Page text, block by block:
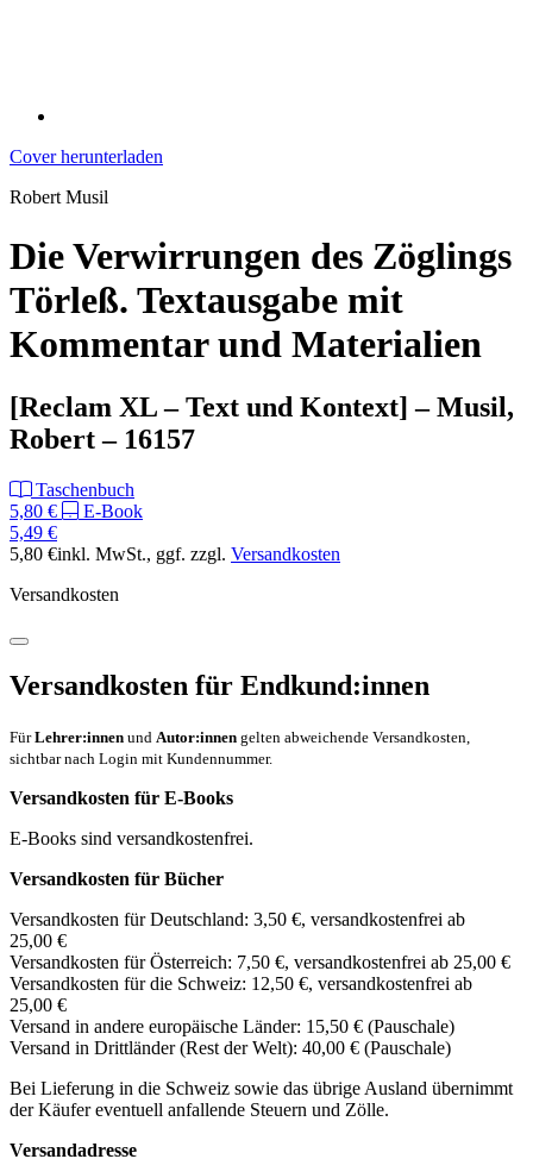
Cover herunterladen
Robert Musil
Die Verwirrungen des Zöglings
Törleß. Textausgabe mit
Kommentar und Materialien
[Reclam XL – Text und Kontext] – Musil,
Robert – 16157
Taschenbuch
5,80 €
E-Book
5,49 €
5,80 €inkl. MwSt., ggf. zzgl. Versandkosten
Versandkosten
Versandkosten für Endkund:innen
FürLehrer:innen und Autor:innen gelten abweichende Versandkosten,
sichtbar nach Login mit Kundennummer.
Versandkosten für E-Books
E-Books sind versandkostenfrei.
Versandkosten für Bücher
Versandkosten für Deutschland: 3,50 €, versandkostenfrei ab
25,00 €
Versandkosten für Österreich: 7,50 €, versandkostenfrei ab 25,00 €
Versandkosten für die Schweiz: 12,50 €, versandkostenfrei ab
25,00 €
Versand in andere europäische Länder: 15,50 € (Pauschale)
Versand in Drittländer (Rest der Welt): 40,00 € (Pauschale)
Bei Lieferung in die Schweiz sowie das übrige Ausland übernimmt
der Käufer eventuell anfallende Steuern und Zölle.
Versandadresse